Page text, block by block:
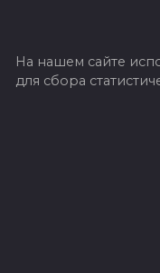
На нашем сайте
для сбора